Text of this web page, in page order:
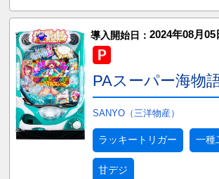
導入開始日： 2024年08月05
PAスーパー海物
SANYO（三洋物産）
ラッキートリガー 一種
甘デジ